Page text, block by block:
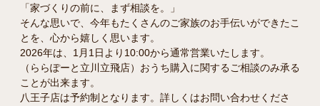
「家づくりの前に、まず相談を。」
そんな思いで、今年もたくさんのご家族のお手伝いができたこ
とを、心から嬉しく思います。
2026年は、1月1日より10:00から通常営業いたします。
（ららぽーと立川立飛店）おうち購入に関するご相談のみ承る
ことが出来ます。
八王子店は予約制となります。詳しくはお問い合わせくださ